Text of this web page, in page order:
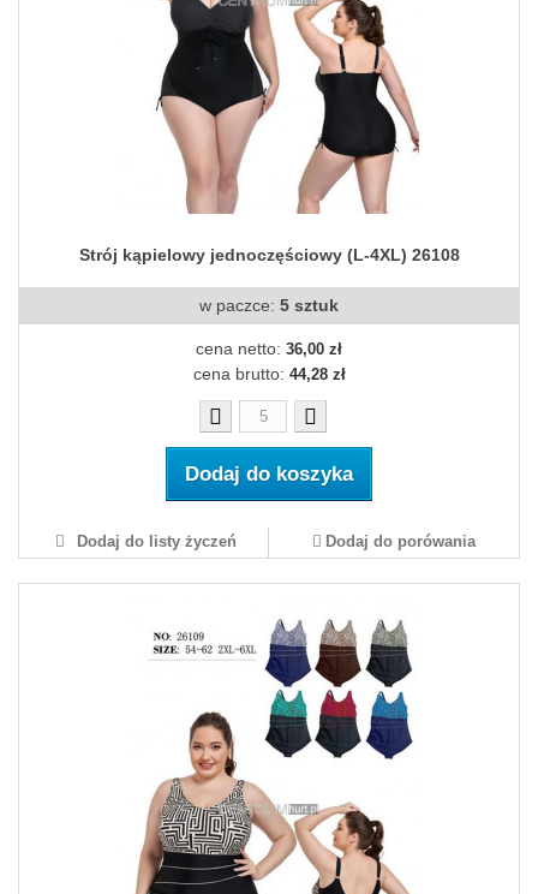
Strój kąpielowy jednoczęściowy (L-4XL) 26108
w paczce: 5 sztuk
cena netto: 36,00 zł
cena brutto: 44,28 zł
Dodaj do koszyka
Dodaj do listy życzeń Dodaj do porówania